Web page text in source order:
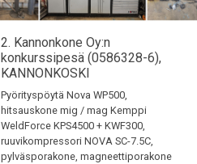
2. Kannonkone Oy:n
konkurssipesä (0586328-6),
KANNONKOSKI
Pyörityspöytä Nova WP500,
hitsauskone mig / mag Kemppi
WeldForce KPS4500 + KWF300,
ruuvikompressori NOVA SC-7.5C,
pylväsporakone, magneettiporakone